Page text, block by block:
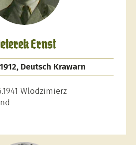
Ernst
Deutsch Krawarn
Wlodzimierz